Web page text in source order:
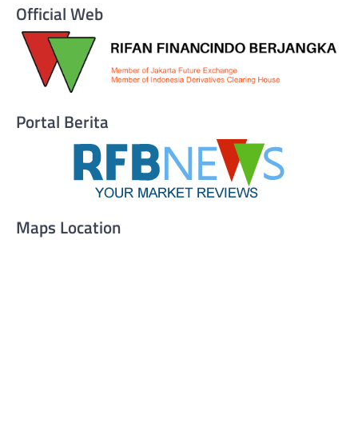
Official Web
Portal Berita
Maps Location